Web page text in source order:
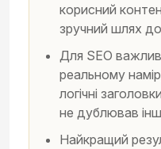
корисний
зручний шлях
Для SEO
реальному
логічні
не дублював
Найкращий